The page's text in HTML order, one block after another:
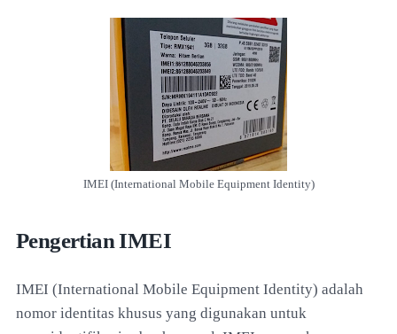
IMEI (International Mobile Equipment Identity)
Pengertian IMEI
IMEI (International Mobile Equipment Identity) adalah
nomor identitas khusus yang digunakan untuk